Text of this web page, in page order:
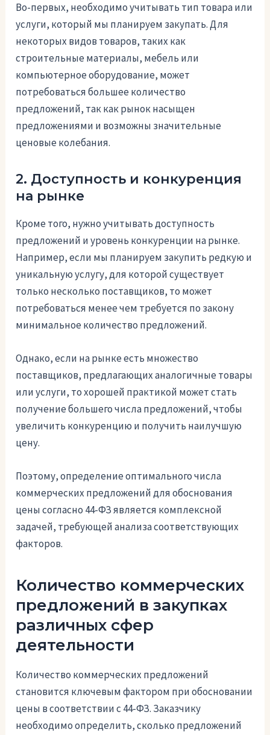
Во-первых, необходимо учитывать тип товара или
услуги, который мы планируем закупать. Для
некоторых видов товаров, таких как
строительные материалы, мебель или
компьютерное оборудование, может
потребоваться большее количество
предложений, так как рынок насыщен
предложениями и возможны значительные
ценовые колебания.
2. Доступность и конкуренция
на рынке
Кроме того, нужно учитывать доступность
предложений и уровень конкуренции на рынке.
Например, если мы планируем закупить редкую и
уникальную услугу, для которой существует
только несколько поставщиков, то может
потребоваться менее чем требуется по закону
минимальное количество предложений.
Однако, если на рынке есть множество
поставщиков, предлагающих аналогичные товары
или услуги, то хорошей практикой может стать
получение большего числа предложений, чтобы
увеличить конкуренцию и получить наилучшую
цену.
Поэтому, определение оптимального числа
коммерческих предложений для обоснования
цены согласно 44-ФЗ является комплексной
задачей, требующей анализа соответствующих
факторов.
Количество коммерческих
предложений в закупках
различных сфер
деятельности
Количество коммерческих предложений
становится ключевым фактором при обосновании
цены в соответствии с 44-ФЗ. Заказчику
необходимо определить, сколько предложений